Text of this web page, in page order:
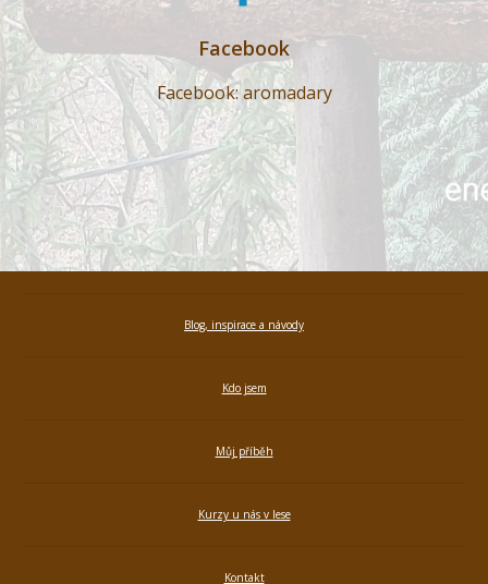
Facebook
Facebook: aromadary
Blog, inspirace a návody
Kdo jsem
Můj příběh
Kurzy u nás v lese
Kontakt